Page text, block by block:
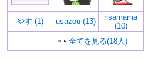
やす (1) usazou (13)
risamama
(10)
全てを見る(18人)